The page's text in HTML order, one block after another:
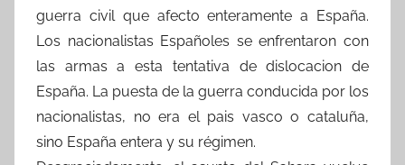
guerra civil que afecto enteramente a España.
Los nacionalistas Españoles se enfrentaron con
las armas a esta tentativa de dislocacion de
España. La puesta de la guerra conducida por los
nacionalistas, no era el pais vasco o cataluña,
sino España entera y su régimen.